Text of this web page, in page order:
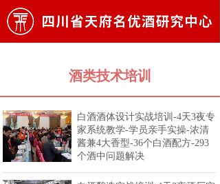
酒类技术培训
白酒酒体设计实战培训-4天3夜专
家系统教学-学员亲手实操-浓清
酱兼4大香型-36个白酒配方-293
个酒中问题解决